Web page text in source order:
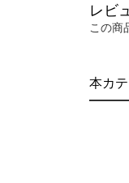
レビ
この商
本カ